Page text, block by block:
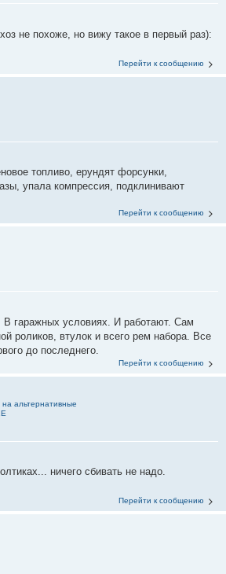
не похоже, но вижу такое в первый раз):
Перейти к сообщению
топливо, ерундят форсунки,
упала компрессия, подклинивают
Перейти к сообщению
В гаражных условиях. И работают. Сам
роликов, втулок и всего рем набора. Все
до последнего.
Перейти к сообщению
альтернативные
ничего сбивать не надо.
Перейти к сообщению